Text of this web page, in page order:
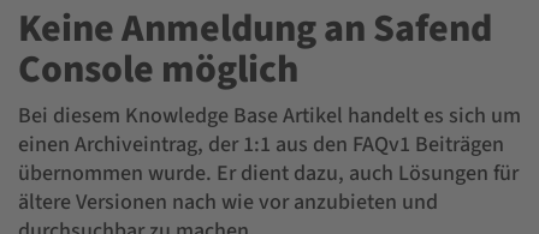
Keine Anmeldung an Safend
Console möglich
Bei diesem Knowledge Base Artikel handelt es sich um
einen Archiveintrag, der 1:1 aus den FAQv1 Beiträgen
übernommen wurde. Er dient dazu, auch Lösungen für
ältere Versionen nach wie vor anzubieten und